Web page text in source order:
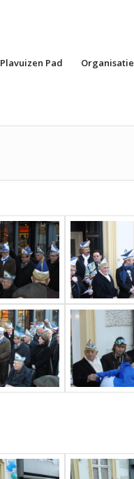
Plavuizen Pad Organisatie